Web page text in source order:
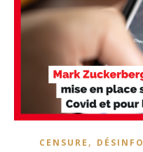
CENSURE ,